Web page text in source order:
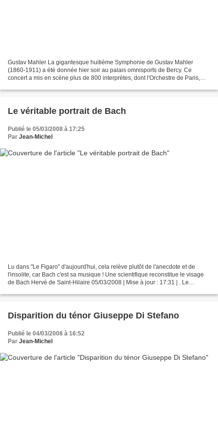
Gustav Mahler La gigantesque huitième Symphonie de Gustav Mahler
(1860-1911) a été donnée hier soir au palais omnisports de Bercy. Ce
concert a mis en scène plus de 800 interprètes, dont l'Orchestre de Paris,
Le véritable portrait de Bach
Publié le 05/03/2008 à 17:25
Par Jean-Michel
Lu dans "Le Figaro" d'aujourd'hui, cela relève plutôt de l'anecdote et de
l'insolite, car Bach c'est sa musique ! Une scientifique reconstitue le visage
de Bach Hervé de Saint-Hilaire 05/03/2008 | Mise à jour : 17:31 | . Le
Disparition du ténor Giuseppe Di Stefano
Publié le 04/03/2008 à 16:52
Par Jean-Michel